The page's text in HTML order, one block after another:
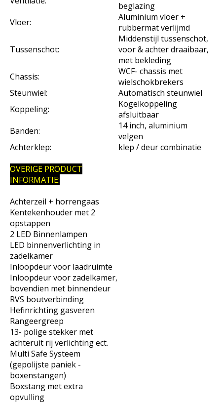
beglazing
Vloer:
Aluminium vloer +
rubbermat verlijmd
Tussenschot:
Middenstijl tussenschot,
voor & achter draaibaar,
met bekleding
Chassis:
WCF- chassis met
wielschokbrekers
Steunwiel:
Automatisch steunwiel
Koppeling:
Kogelkoppeling
afsluitbaar
Banden:
14 inch, aluminium
velgen
Achterklep:
klep / deur combinatie
OVERIGE PRODUCT
INFORMATIE:
Achterzeil + horrengaas
Kentekenhouder met 2
opstappen
2 LED Binnenlampen
LED binnenverlichting in
zadelkamer
Inloopdeur voor laadruimte
Inloopdeur voor zadelkamer,
bovendien met binnendeur
RVS boutverbinding
Hefinrichting gasveren
Rangeergreep
13- polige stekker met
achteruit rij verlichting ect.
Multi Safe Systeem
(gepolijste paniek -
boxenstangen)
Boxstang met extra
opvulling